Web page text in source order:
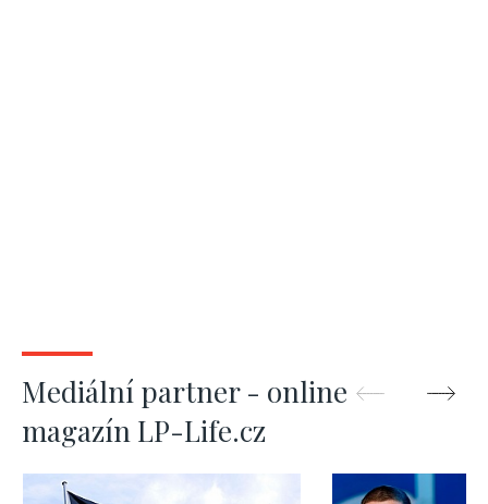
Mediální partner - online
magazín LP-Life.cz